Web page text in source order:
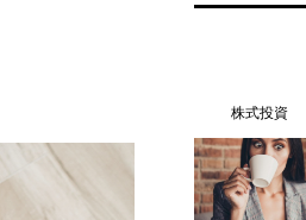
株式投資